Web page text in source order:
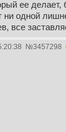
ее
ни одной
все
№3457298